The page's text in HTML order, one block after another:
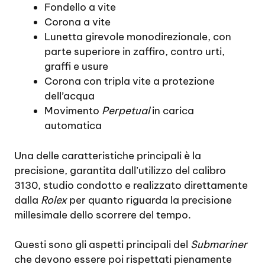
Fondello a vite
Corona a vite
Lunetta girevole monodirezionale, con
parte superiore in zaffiro, contro urti,
graffi e usure
Corona con tripla vite a protezione
dell’acqua
Movimento Perpetualin carica
automatica
Una delle caratteristiche principali è la
precisione, garantita dall’utilizzo del calibro
3130, studio condotto e realizzato direttamente
dalla Rolexper quanto riguarda la precisione
millesimale dello scorrere del tempo.
Questi sono gli aspetti principali del Submariner
che devono essere poi rispettati pienamente